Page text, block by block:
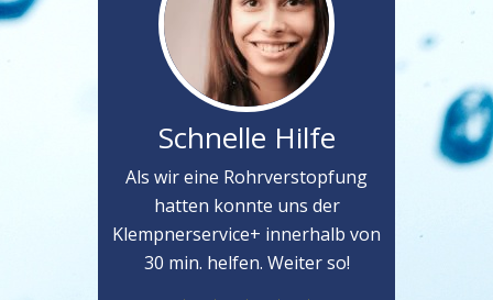
Schnelle Hilfe
Als wir eine Rohrverstopfung
hatten konnte uns der
Klempnerservice+ innerhalb von
30 min. helfen. Weiter so!